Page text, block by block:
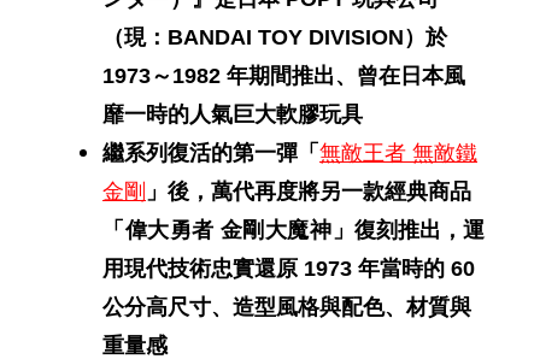
（現：BANDAI TOY DIVISION）於
1973～1982 年期間推出、曾在日本風
靡一時的人氣巨大軟膠玩具
繼系列復活的第一彈「 無敵王者 無敵鐵
金剛 」後，萬代再度將另一款經典商品
「偉大勇者 金剛大魔神」復刻推出，運
用現代技術忠實還原 1973 年當時的 60
公分高尺寸、造型風格與配色、材質與
重量感